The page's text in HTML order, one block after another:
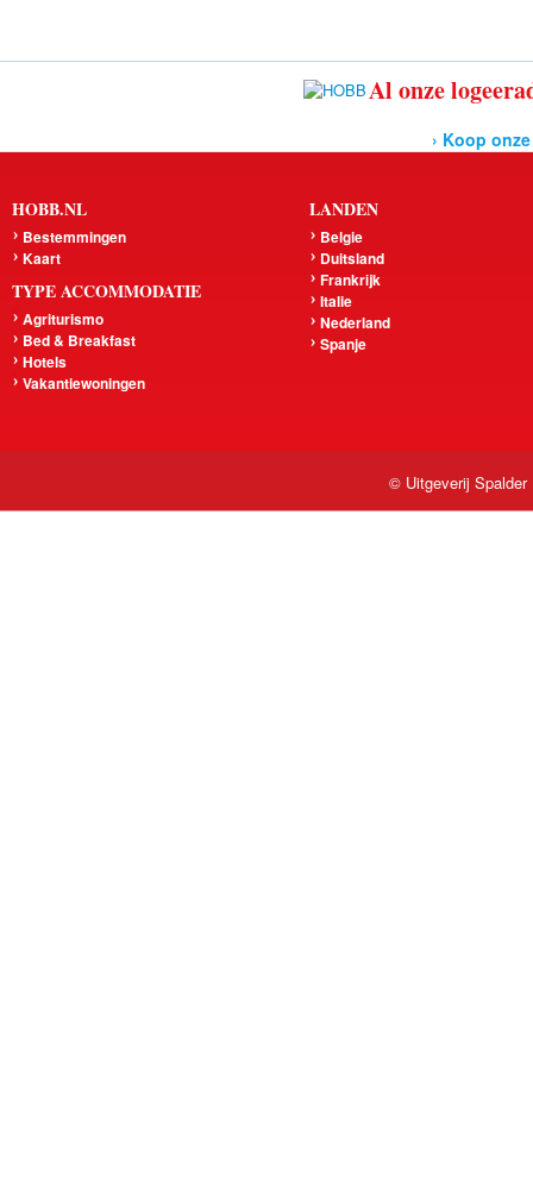
Al onze
› Koop
HOBB.NL
Bestemmingen
Kaart
TYPE ACCOMMODATIE
Agriturismo
Bed & Breakfast
Hotels
Vakantiewoningen
LANDEN
Belgie
Duitsland
Frankrijk
Italie
Nederland
Spanje
© Uitgeverij